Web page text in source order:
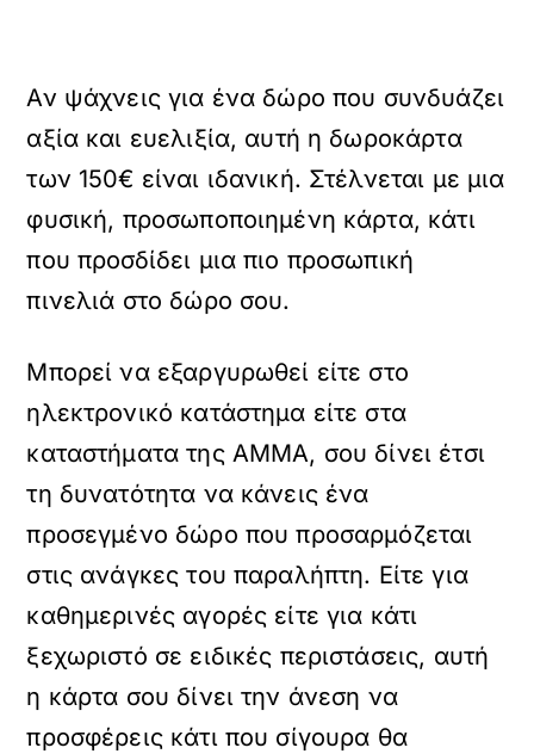
Αν ψάχνεις για ένα δώρο που συνδυάζει
αξία και ευελιξία, αυτή η δωροκάρτα
των 150€ είναι ιδανική. Στέλνεται με μια
φυσική, προσωποποιημένη κάρτα, κάτι
που προσδίδει μια πιο προσωπική
πινελιά στο δώρο σου.
Μπορεί να εξαργυρωθεί είτε στο
ηλεκτρονικό κατάστημα είτε στα
καταστήματα της AMMA, σου δίνει έτσι
τη δυνατότητα να κάνεις ένα
προσεγμένο δώρο που προσαρμόζεται
στις ανάγκες του παραλήπτη. Είτε για
καθημερινές αγορές είτε για κάτι
ξεχωριστό σε ειδικές περιστάσεις, αυτή
η κάρτα σου δίνει την άνεση να
προσφέρεις κάτι που σίγουρα θα